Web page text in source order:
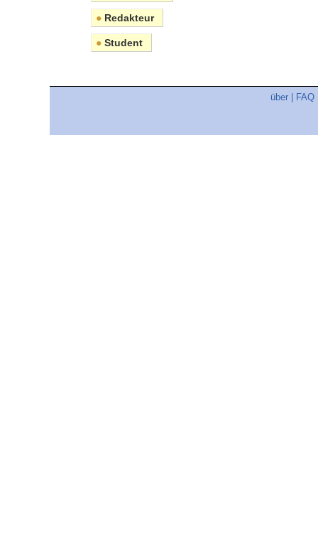
● Redakteur
● Student
über FAQ